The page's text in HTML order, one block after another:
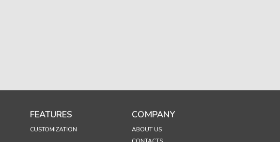
FEATURES
CUSTOMIZATION
COMPANY
ABOUT US